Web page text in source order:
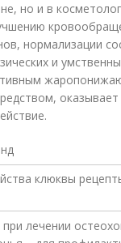
но и в
нормализации
и
лечении